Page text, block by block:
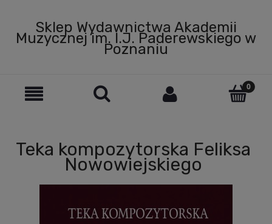
Sklep Wydawnictwa Akademii
Muzycznej im. I.J. Paderewskiego w
Poznaniu
Teka kompozytorska Feliksa
Nowowiejskiego